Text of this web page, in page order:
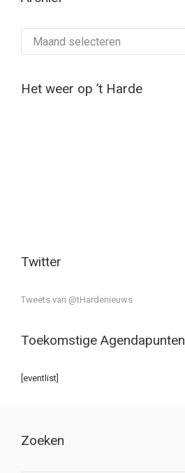
Het weer op ’t Harde
Twitter
Tweets van @tHardenieuws
Toekomstige Agendapunten
[eventlist]
Zoeken